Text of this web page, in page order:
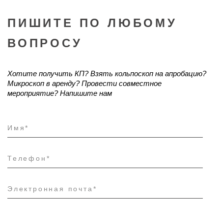
ПИШИТЕ ПО ЛЮБОМУ
ВОПРОСУ
Хотите получить КП? Взять кольпоскоп на апробацию?
Микроскоп в аренду?Провести совместное
мероприятие?Напишите нам